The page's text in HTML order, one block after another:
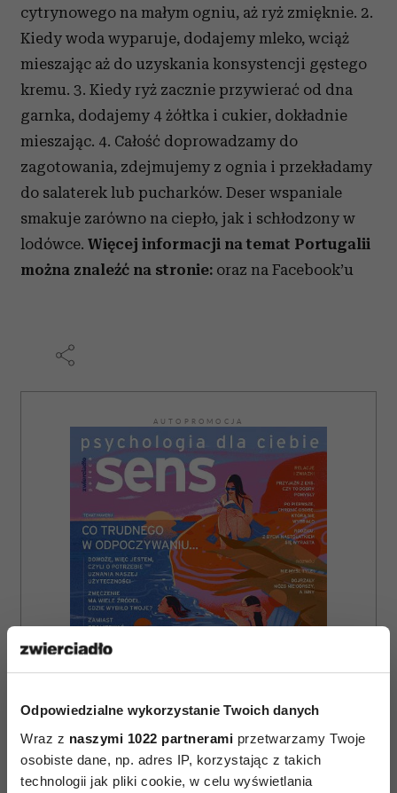
Odpowiedzialne wykorzystanie Twoich danych
Wraz z naszymi 1022 partnerami przetwarzamy Twoje
osobiste dane, np. adres IP, korzystając z takich
technologii jak pliki cookie, w celu wyświetlania
cytrynowego na małym ogniu, aż ryż zmięknie. 2.
Kiedy woda wyparuje, dodajemy mleko, wciąż
mieszając aż do uzyskania konsystencji gęstego
kremu. 3. Kiedy ryż zacznie przywierać od dna
garnka, dodajemy 4 żółtka i cukier, dokładnie
mieszając. 4. Całość doprowadzamy do
zagotowania, zdejmujemy z ognia i przekładamy
do salaterek lub pucharków. Deser wspaniale
smakuje zarówno na ciepło, jak i schłodzony w
lodówce. Więcej informacji na temat Portugalii
można znaleźć na stronie: oraz na Facebook’u
AUTOPROMOCJA
ZAMÓW